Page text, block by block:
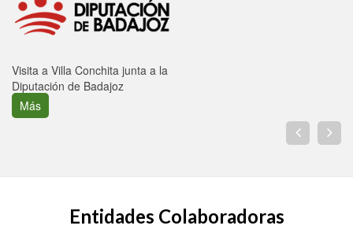
Visita a Villa Conchita junta a la
Diputación de Badajoz
Más
Entidades Colaboradoras